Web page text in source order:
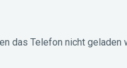
das Telefon nicht geladen